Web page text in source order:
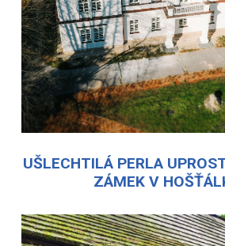
UŠLECHTILÁ PERLA
ZÁMEK V